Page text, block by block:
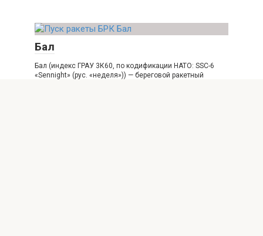
Бал
Бал (индекс ГРАУ 3К60, по кодификации НАТО: SSC-6
«Sennight» (рус. «неделя»)) — береговой ракетный